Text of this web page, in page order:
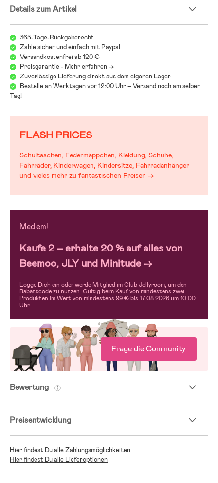
Kindersitz zu finden! Beim Kindersitzkauf gibt es einiges zu beachten
gerne auf unseren Kindersitzguide, der Dir dabei helfen soll, genau den
Sitz zu finden, der zu Euch und Euren Anforderungen passt:
Jollyrooms Kindersitzguide
Details zum Artikel
365-Tage-Rückgaberecht
Zahle sicher und einfach mit Paypal
Versandkostenfrei ab 120 €
Preisgarantie - Mehr erfahren ->
Zuverlässige Lieferung direkt aus dem eigenen Lager
Bestelle an Werktagen vor 12:00 Uhr – Versand noch am selben
Tag!
FLASH PRICES
Schultaschen, Federmäppchen, Kleidung, Schuhe,
Fahrräder, Kinderwagen, Kindersitze, Fahrradanhänger
und vieles mehr zu fantastischen Preisen →
Medlem!
Kaufe 2 – erhalte 20 % auf alles von
Beemoo, JLY und Minitude →
Logge Dich ein oder werde Mitglied im Club Jollyroom, um den
Rabattcode zu nutzen. Gültig beim Kauf von mindestens zwei
Produkten im Wert von mindestens 99 € bis 17.08.2026 um 10:00
Uhr.
Frage die Community
Bewertung
Preisentwicklung
Hier findest Du alle Zahlungsmöglichkeiten
Hier findest Du alle Lieferoptionen